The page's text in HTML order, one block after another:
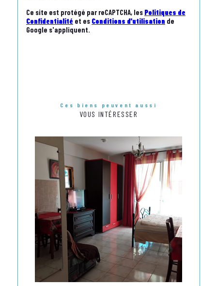
Ce site est protégé par reCAPTCHA, les Politiques de
Confidentialité et es Conditions d'utilisation de
Google s'appliquent.
Ces biens peuvent aussi
VOUS INTÉRESSER